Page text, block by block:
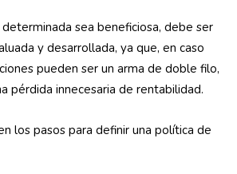
determinada sea beneficiosa, debe ser
y desarrollada, ya que, en caso
pueden ser un arma de doble filo,
pérdida innecesaria de rentabilidad.
los pasos para definir una política de